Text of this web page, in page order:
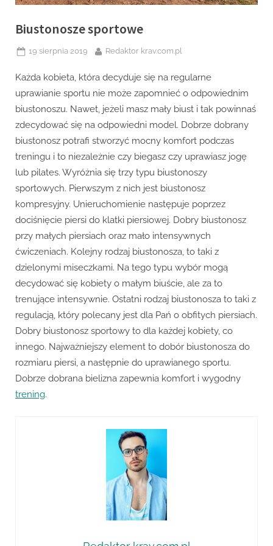
Biustonosze sportowe
Posted
19 sierpnia 2019 By
Redaktor krav.com.pl
Każda kobieta, która decyduje się na regularne
uprawianie sportu nie może zapomnieć o odpowiednim
biustonoszu. Nawet, jeżeli masz mały biust i tak powinnaś
zdecydować się na odpowiedni model. Dobrze dobrany
biustonosz potrafi stworzyć mocny komfort podczas
treningu i to niezależnie czy biegasz czy uprawiasz jogę
lub pilates. Wyróżnia się trzy typu biustonoszy
sportowych. Pierwszym z nich jest biustonosz
kompresyjny. Unieruchomienie następuje poprzez
dociśnięcie piersi do klatki piersiowej. Dobry biustonosz
przy małych piersiach oraz mało intensywnych
ćwiczeniach. Kolejny rodzaj biustonosza, to taki z
dzielonymi miseczkami. Na tego typu wybór mogą
decydować się kobiety o małym biuście, ale za to
trenujące intensywnie. Ostatni rodzaj biustonosza to taki z
regulacją, który polecany jest dla Pań o obfitych piersiach.
Dobry biustonosz sportowy to dla każdej kobiety, co
innego. Najważniejszy element to dobór biustonosza do
rozmiaru piersi, a następnie do uprawianego sportu.
Dobrze dobrana bielizna zapewnia komfort i wygodny
trening.